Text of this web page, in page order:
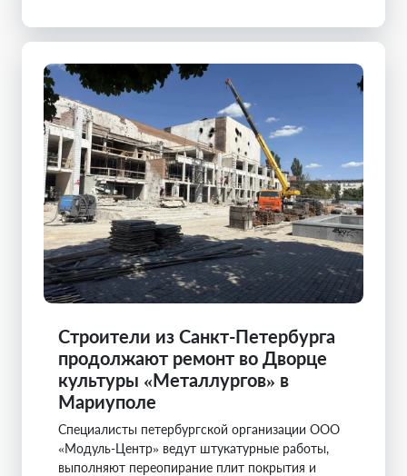
Строители из Санкт-Петербурга
продолжают ремонт во Дворце
культуры «Металлургов» в
Мариуполе
Специалисты петербургской организации ООО
«Модуль-Центр» ведут штукатурные работы,
выполняют переопирание плит покрытия и